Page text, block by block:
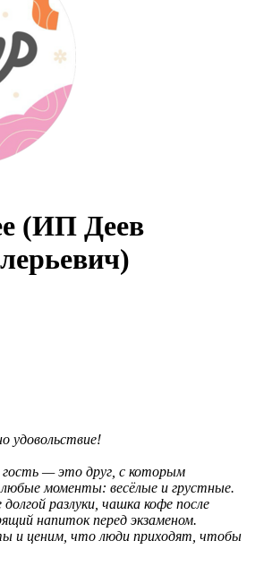
(ИП Деев
удовольствие!
— это друг, с которым
моменты: весёлые и грустные.
разлуки, чашка кофе после
напиток перед экзаменом.
и ценим, что люди приходят, чтобы